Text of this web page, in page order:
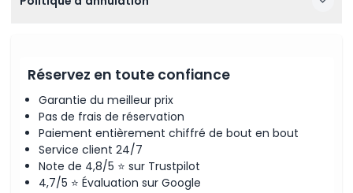
Réservez en toute confiance
Garantie du meilleur prix
Pas de frais de réservation
Paiement entièrement chiffré de bout en bout
Service client 24/7
Note de 4,8/5 ⭐ sur Trustpilot
4,7/5 ⭐ Évaluation sur Google